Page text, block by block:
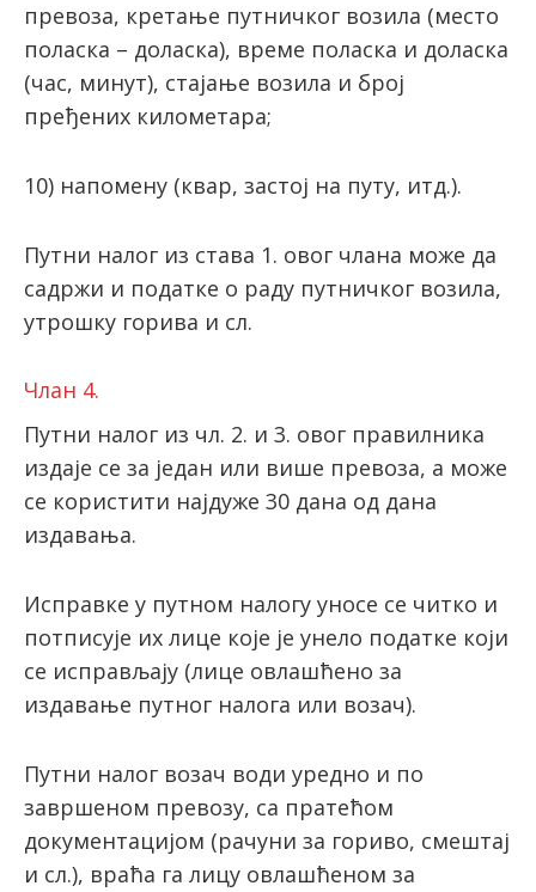
превоза, кретање путничког возила (место
поласка – доласка), време поласка и доласка
(час, минут), стајање возила и број
пређених километара;
10) напомену (квар, застој на путу, итд.).
Путни налог из става 1. овог члана може да
садржи и податке о раду путничког возила,
утрошку горива и сл.
Члан 4.
Путни налог из чл. 2. и 3. овог правилника
издаје се за један или више превоза, а може
се користити најдуже 30 дана од дана
издавања.
Исправке у путном налогу уносе се читко и
потписује их лице које је унело податке који
се исправљају (лице овлашћено за
издавање путног налога или возач).
Путни налог возач води уредно и по
завршеном превозу, са пратећом
документацијом (рачуни за гориво, смештај
и сл.), враћа га лицу овлашћеном за